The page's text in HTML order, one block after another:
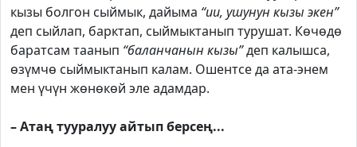
кызы болгон сыймык, дайыма “ии, ушунун кызы экен”
деп сыйлап, барктап, сыймыктанып турушат. Көчөдө
баратсам таанып “баланчанын кызы”деп калышса,
өзүмчө сыймыктанып калам. Ошентсе да ата-энем
мен үчүн жөнөкөй эле адамдар.
– Атаң тууралуу айтып берсең...